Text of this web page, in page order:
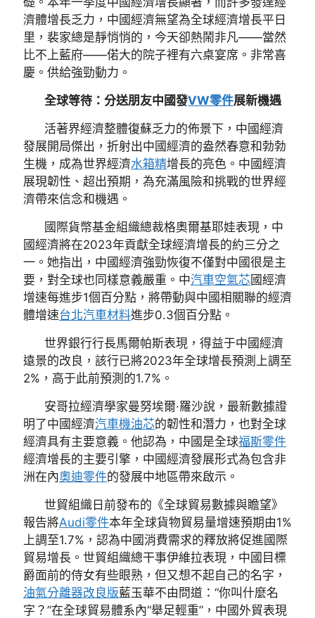
濟體增長乏力，中國經濟無望為全球經濟增長平日
里，裴家總是靜悄悄的，今天卻熱鬧非凡——當然
比不上藍府——偌大的院子裡有六桌宴席。非常喜
慶。供給強勁動力。
全球等待：分送朋友中國發VW零件展新機遇
活著界經濟整體復蘇乏力的佈景下，中國經濟
發展開局傑出，折射出中國經濟的盎然春意和勃勃
生機，成為世界經濟水箱精增長的亮色。中國經濟
展現韌性、超出預期，為充滿風險和挑戰的世界經
濟帶來信念和機遇。
國際貨幣基金組織總裁格奧爾基耶娃表現，中
國經濟將在2023年貢獻全球經濟增長的約三分之
一。她指出，中國經濟強勁恢復不僅對中國很是主
要，對全球也同樣意義嚴重。中汽車空氣芯國經濟
增速每進步1個百分點，將帶動與中國相關聯的經濟
體增速台北汽車材料進步0.3個百分點。
世界銀行行長馬爾帕斯表現，得益于中國經濟
遠景的改良，該行已將2023年全球增長預測上調至
2%，高于此前預測的1.7%。
安哥拉經濟學家曼努埃爾·羅沙說，最新數據證
明了中國經濟汽車機油芯的韌性和潛力，也對全球
經濟具有主要意義。他認為，中國是全球福斯零件
經濟增長的主要引擎，中國經濟發展形式為包含非
洲在內奧迪零件的發展中地區帶來啟示。
世貿組織日前發布的《全球貿易數據與瞻望》
報告將Audi零件本年全球貨物貿易量增速預期由1%
上調至1.7%，認為中國消費需求的釋放將促進國際
貿易增長。世貿組織總干事伊維拉表現，中國目標
爵面前的侍女有些眼熟，但又想不起自己的名字，
油氣分離器改良版藍玉華不由問道：“你叫什麼名
字？”在全球貿易體系內“舉足輕重”，中國外貿表現